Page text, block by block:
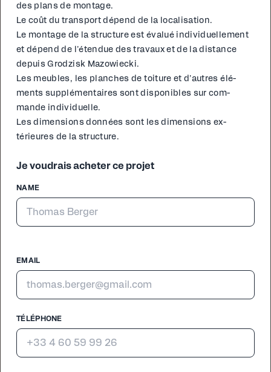
des plans de mon­tage.
Le coût du trans­port dépend de la lo­cal­i­sa­tion.
Le mon­tage de la struc­ture est éval­ué in­di­vidu­elle­ment
et dépend de l'é­ten­due des travaux et de la dis­tance
depuis Grodzisk Ma­zowiec­ki.
Les meubles, les planch­es de toi­ture et d'autres élé­
ments sup­plé­men­taires sont disponibles sur com­
mande in­di­vidu­elle.
Les di­men­sions don­nées sont les di­men­sions ex­
térieures de la struc­ture.
Je voudrais acheter ce projet
NAME
EMAIL
TÉLÉPHONE